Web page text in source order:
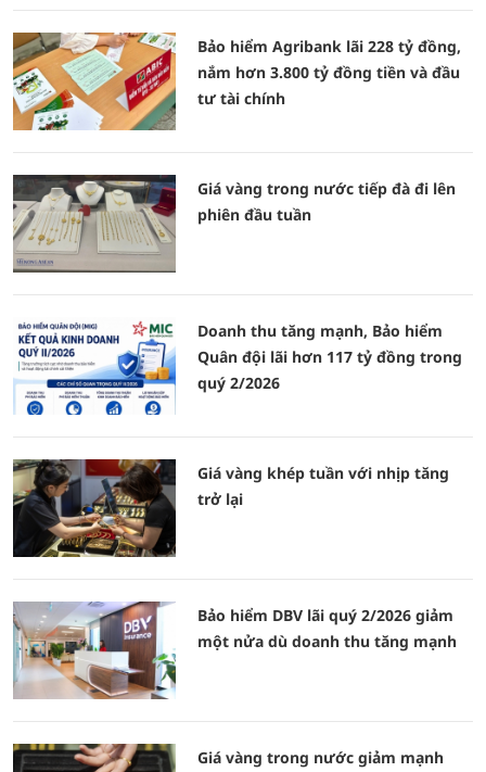
Bảo hiểm Agribank lãi 228 tỷ đồng,
nắm hơn 3.800 tỷ đồng tiền và đầu
tư tài chính
Giá vàng trong nước tiếp đà đi lên
phiên đầu tuần
Doanh thu tăng mạnh, Bảo hiểm
Quân đội lãi hơn 117 tỷ đồng trong
quý 2/2026
Giá vàng khép tuần với nhịp tăng
trở lại
Bảo hiểm DBV lãi quý 2/2026 giảm
một nửa dù doanh thu tăng mạnh
Giá vàng trong nước giảm mạnh